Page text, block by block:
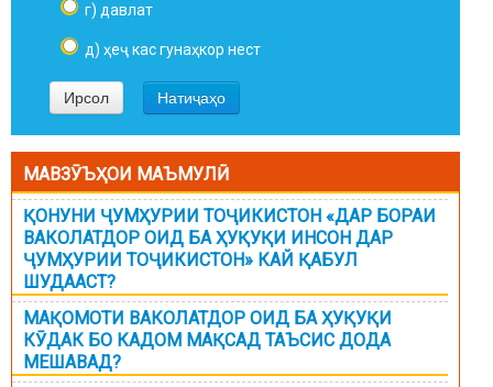
г) давлат
д) ҳеҷ кас гунаҳкор нест
МАВЗӮЪҲОИ МАЪМУЛӢ
ҚОНУНИ ҶУМҲУРИИ ТОҶИКИСТОН «ДАР БОРАИ
ВАКОЛАТДОР ОИД БА ҲУҚУҚИ ИНСОН ДАР
ҶУМҲУРИИ ТОҶИКИСТОН» КАЙ ҚАБУЛ
ШУДААСТ?
МАҚОМОТИ ВАКОЛАТДОР ОИД БА ҲУҚУҚИ
КӮДАК БО КАДОМ МАҚСАД ТАЪСИС ДОДА
МЕШАВАД?